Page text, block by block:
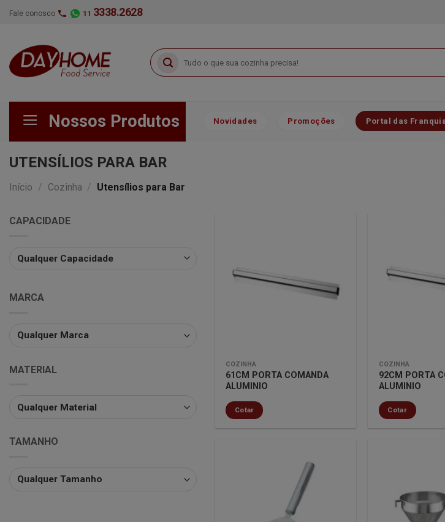
Skip
Fale conosco 11 3338.2628
Pesquisar
por:
Nossos Produtos Novidades Promoções Portal das
UTENSÍLIOS PARA BAR
Início / Cozinha / Utensílios para Bar
CAPACIDADE
MARCA
MATERIAL
TAMANHO
lista de
desejos
COZINHA
61CM PORTA COMANDA
ALUMINIO
Cotar
COZINHA
92CM PORTA
ALUMINIO
Cotar